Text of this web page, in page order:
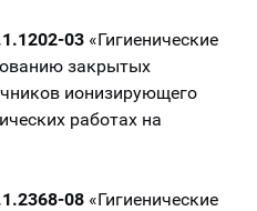
03 «Гигиенические
закрытых
ионизирующего
работах на
08 «Гигиенические